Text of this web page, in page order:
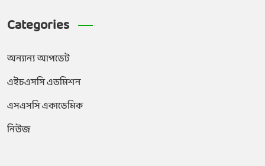
Categories
অন্যান্য আপডেট
এইচএসসি এডমিশন
এসএসসি একাডেমিক
নিউজ